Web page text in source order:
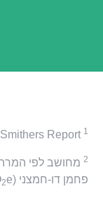
1
2
פחמן דו-חמצני (CO‎
2e‎‎) לקוט"ש חשמל.